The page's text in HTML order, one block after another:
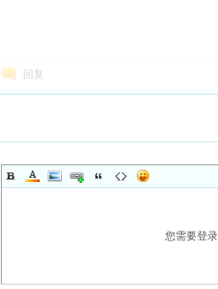
回复
您需要登